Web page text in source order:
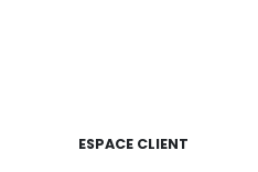
ESPACE CLIENT